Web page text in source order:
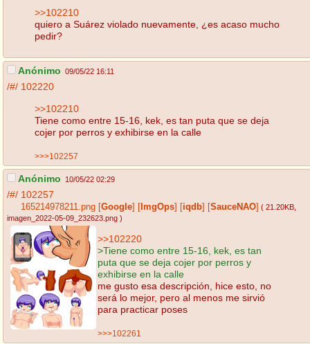
>>102210
quiero a Suárez violado nuevamente, ¿es acaso mucho
pedir?
Anónimo 09/05/22 16:11
/#/ 102220
>>102210
Tiene como entre 15-16, kek, es tan puta que se deja
cojer por perros y exhibirse en la calle
>>>102257
Anónimo 10/05/22 02:29
/#/ 102257
165214978211.png Google ImgOps iqdb SauceNAO ( 21.20KB
imagen_2022-05-09_232623.png )
>>102220
>Tiene como entre 15-16, kek, es tan
puta que se deja cojer por perros y
exhibirse en la calle
me gusto esa descripción, hice esto, no
será lo mejor, pero al menos me sirvió
para practicar poses
>>>102261